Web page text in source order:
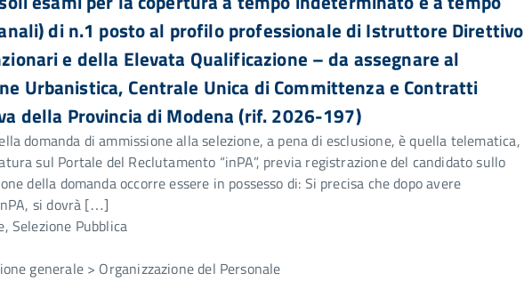
di n.1 posto al profilo professionale di Istruttore Direttivo
e della Elevata Qualificazione – da assegnare al
Urbanistica, Centrale Unica di Committenza e Contratti
della Provincia di Modena (rif. 2026-197)
domanda di ammissione alla selezione, a pena di esclusione, è quella telematica,
sul Portale del Reclutamento “inPA”, previa registrazione del candidato sullo
della domanda occorre essere in possesso di: Si precisa che dopo avere
si dovrà […]
Selezione Pubblica
generale > Organizzazione del Personale